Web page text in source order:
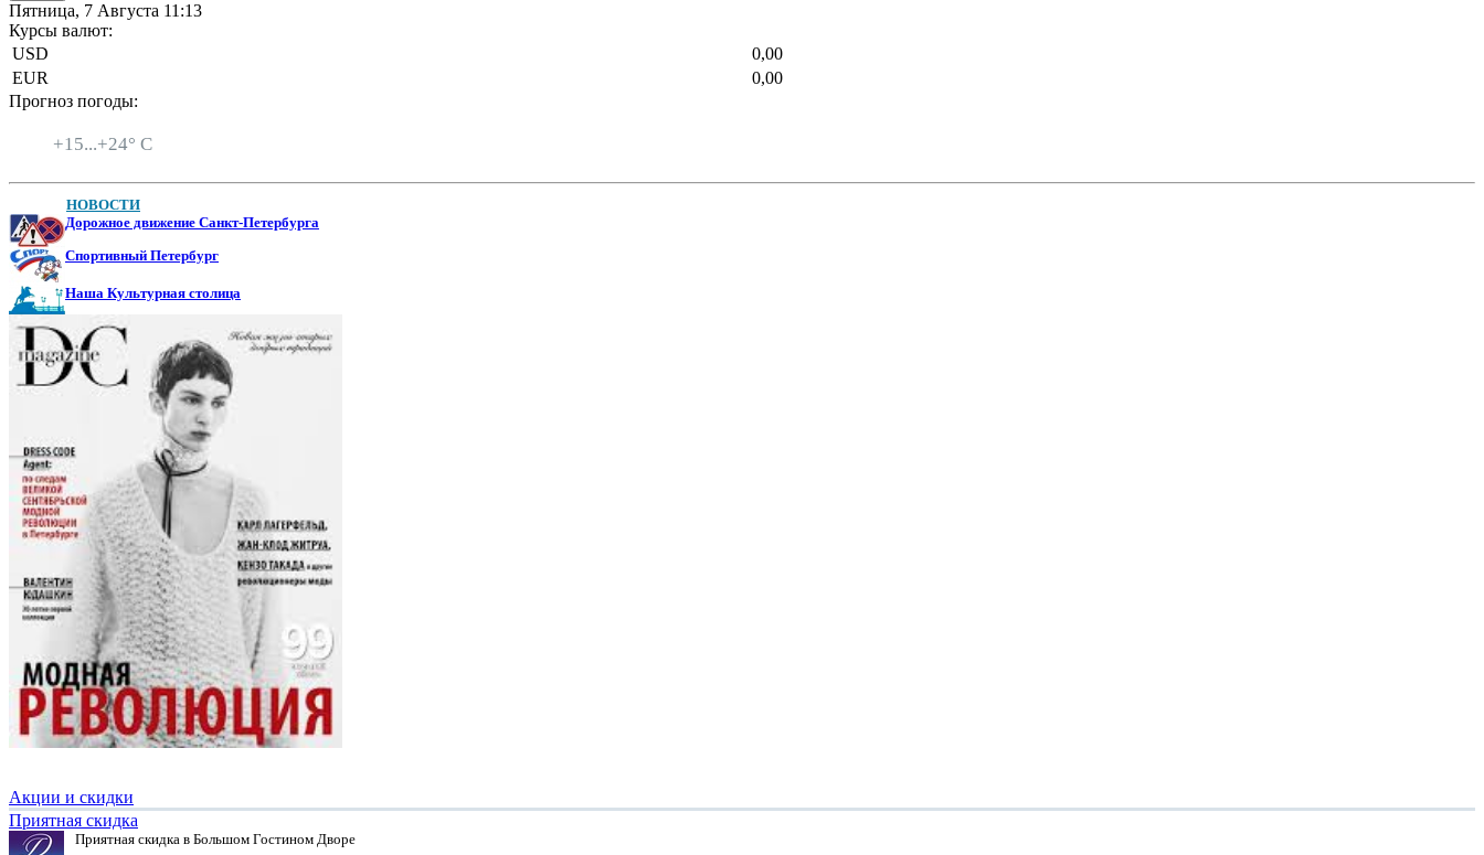
Пятница, 7 Августа 11:13
Курсы валют:
USD
0,00
EUR
0,00
Прогноз погоды:
+15...+24° C
НОВОСТИ
Дорожное движение Санкт-Петербурга
Спортивный Петербург
Наша Культурная столица
Акции и скидки
Приятная скидка
Приятная скидка в Большом Гостином Дворе